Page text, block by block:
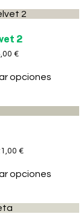
2
€
opciones
€
opciones